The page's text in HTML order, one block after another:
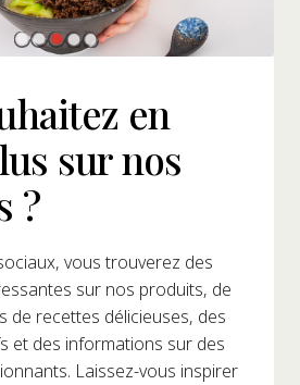
en
sur nos
?
vous trouverez des
sur nos produits, de
de recettes délicieuses, des
et des informations sur des
Laissez-vous inspirer